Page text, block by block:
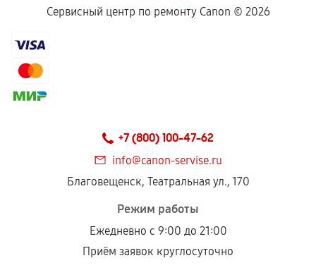
Сервисный центр по ремонту Canon © 2026
+7 (800) 100-47-62
info@canon-servise.ru
Благовещенск, Театральная ул., 170
Режим работы
Ежедневно с 9:00 до 21:00
Приём заявок круглосуточно